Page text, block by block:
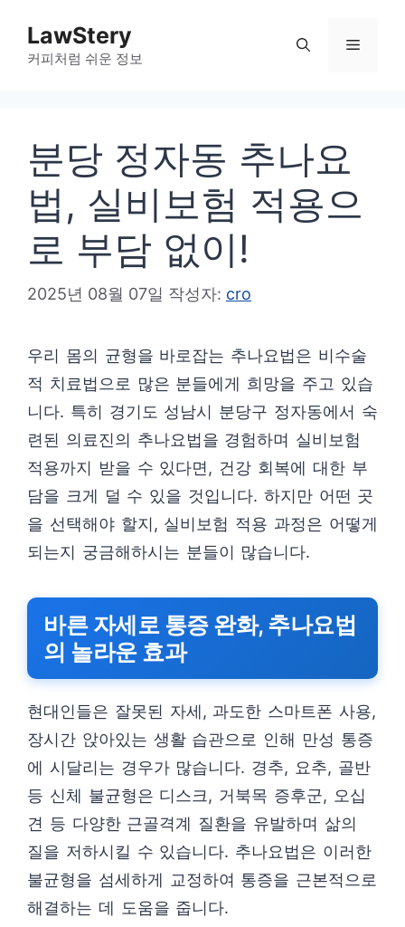
LawStery
커피처럼 쉬운 정보
메
분당 정자동 추나요
법, 실비보험 적용으
로 부담 없이!
2025년 08월 07일 작성자: cro
우리 몸의 균형을 바로잡는 추나요법은 비수술
적 치료법으로 많은 분들에게 희망을 주고 있습
니다. 특히 경기도 성남시 분당구 정자동에서 숙
련된 의료진의 추나요법을 경험하며 실비보험
적용까지 받을 수 있다면, 건강 회복에 대한 부
담을 크게 덜 수 있을 것입니다. 하지만 어떤 곳
을 선택해야 할지, 실비보험 적용 과정은 어떻게
되는지 궁금해하시는 분들이 많습니다.
바른 자세로 통증 완화, 추나요법
의 놀라운 효과
현대인들은 잘못된 자세, 과도한 스마트폰 사용,
장시간 앉아있는 생활 습관으로 인해 만성 통증
에 시달리는 경우가 많습니다. 경추, 요추, 골반
등 신체 불균형은 디스크, 거북목 증후군, 오십
견 등 다양한 근골격계 질환을 유발하며 삶의
질을 저하시킬 수 있습니다. 추나요법은 이러한
불균형을 섬세하게 교정하여 통증을 근본적으로
해결하는 데 도움을 줍니다.